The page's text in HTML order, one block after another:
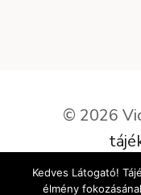
© 2026
Kedves Látogató!
élmény